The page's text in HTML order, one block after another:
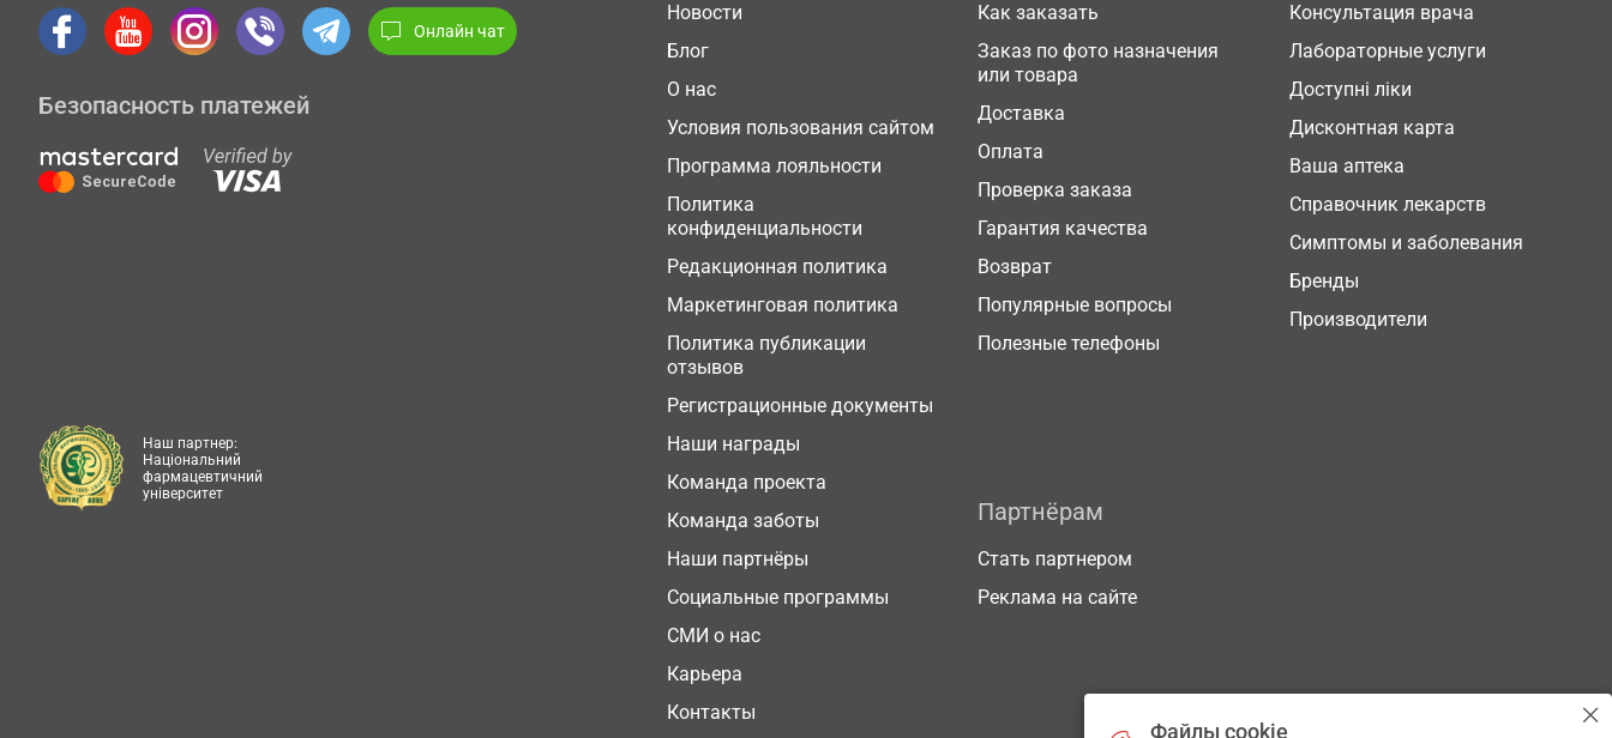
Онлайн чат
Безопасность платежей
Новости
Блог
О нас
Условия пользования сайтом
Программа лояльности
Политика
конфиденциальности
Редакционная политика
Маркетинговая политика
Политика публикации
отзывов
Регистрационные документы
Наши награды
Команда проекта
Команда заботы
Наши партнёры
Социальные программы
СМИ о нас
Карьера
Контакты
Как заказать
Заказ по фото назначения
или товара
Доставка
Оплата
Проверка заказа
Гарантия качества
Возврат
Популярные вопросы
Полезные телефоны
Консультация врача
Лабораторные услуги
Доступні ліки
Дисконтная карта
Ваша аптека
Справочник лекарств
Симптомы и заболевания
Бренды
Производители
Партнёрам
Стать партнером
Реклама на сайте
Наш партнер:
Національний
фармацевтичний
університет
Файлы cookie